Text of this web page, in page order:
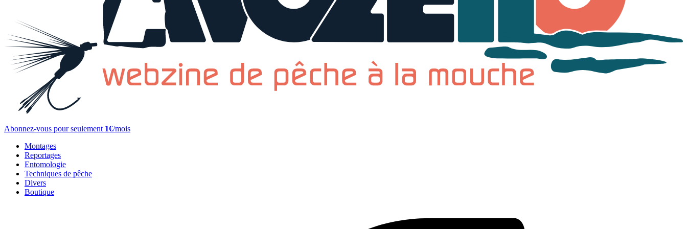
Abonnez-vous pour seulement 1€/mois
Montages
Reportages
Entomologie
Techniques de pêche
Divers
Boutique